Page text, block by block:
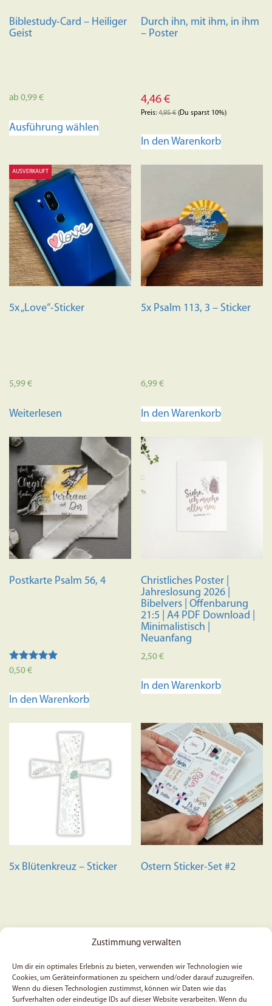
Zustimmung verwalten
Um dir ein optimales Erlebnis zu bieten, verwenden wir Technologien wie
Cookies, um Geräteinformationen zu speichern und/oder darauf zuzugreifen.
Wenn du diesen Technologien zustimmst, können wir Daten wie das
Surfverhalten oder eindeutige IDs auf dieser Website verarbeiten. Wenn du
Biblestudy-Card – Heiliger
Geist
ab 0,99€
Ausführung wählen
Varianten
auf.
Die
Optionen
können
auf
der
Produktseite
Durch ihn, mit ihm, in ihm
– Poster
4,46€
Preis:4,95€(Du sparst 10%)
In den Warenkorb
AUSVERKAUFT
5x „Love“-Sticker
5,99€
Weiterlesen
5x Psalm 113, 3 – Sticker
6,99€
In den Warenkorb
Postkarte Psalm 56, 4
Bewertet mit
5.00
0,50€
In den Warenkorb
Christliches Poster |
Jahreslosung 2026 |
Bibelvers | Offenbarung
21:5 | A4 PDF Download |
Minimalistisch |
Neuanfang
2,50€
In den Warenkorb
5x Blütenkreuz – Sticker
In den Warenkorb
Ostern Sticker-Set #2
5.00
von 5
In den Warenkorb